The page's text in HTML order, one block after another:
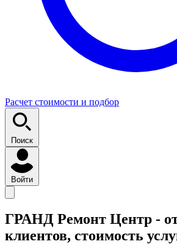
Расчет стоимости и подбор
Поиск
Войти
ГРАНД Ремонт Центр -
клиентов, стоимость